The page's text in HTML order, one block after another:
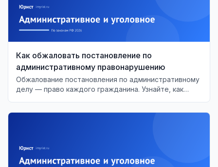
Как обжаловать постановление по
административному правонарушению
Обжалование постановления по административному
делу — право каждого гражданина. Узнайте, как